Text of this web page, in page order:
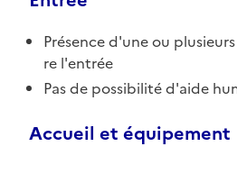
Présence d'une ou
re l'entrée
Pas de possibilité d'aide
Accueil et équipement